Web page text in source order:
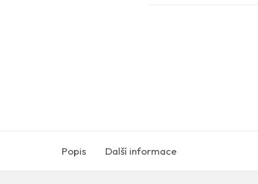
Popis Další informace